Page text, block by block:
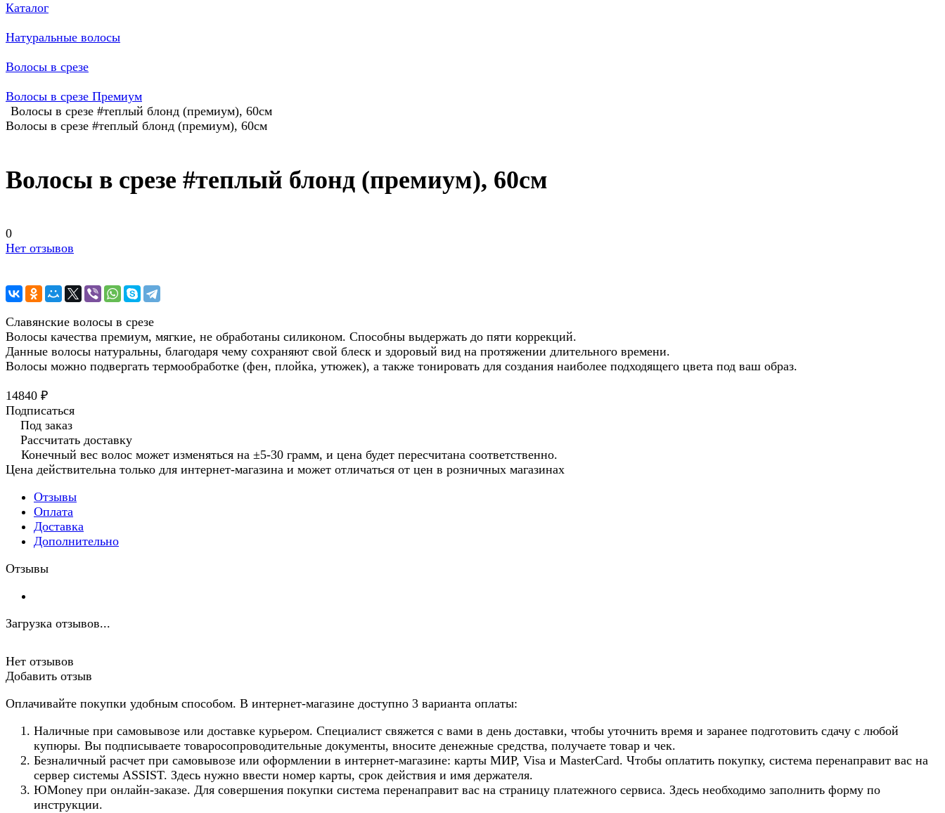
Каталог
Натуральные волосы
Волосы в срезе
Волосы в срезе Премиум
Волосы в срезе #теплый блонд (премиум), 60см
Волосы в срезе #теплый блонд (премиум), 60см
Волосы в срезе #теплый блонд (премиум), 60см
0
Нет отзывов
Славянские волосы в срезе
Волосы качества премиум, мягкие, не обработаны силиконом. Способны выдержать до пяти коррекций.
Данные волосы натуральны, благодаря чему сохраняют свой блеск и здоровый вид на протяжении длительного времени.
Волосы можно подвергать термообработке (фен, плойка, утюжек), а также тонировать для создания наиболее подходящего цвета под ваш образ.
14840 ₽
Подписаться
Под заказ
Рассчитать доставку
Конечный вес волос может изменяться на ±5-30 грамм, и цена будет пересчитана соответственно.
Цена действительна только для интернет-магазина и может отличаться от цен в розничных магазинах
Отзывы
Оплата
Доставка
Дополнительно
Отзывы
Загрузка отзывов...
Нет отзывов
Добавить отзыв
Оплачивайте покупки удобным способом. В интернет-магазине доступно 3 варианта оплаты:
Наличные при самовывозе или доставке курьером. Специалист свяжется с вами в день доставки, чтобы уточнить время и заранее подготовить сдачу с любой
купюры. Вы подписываете товаросопроводительные документы, вносите денежные средства, получаете товар и чек.
Безналичный расчет при самовывозе или оформлении в интернет-магазине: карты МИР, Visa и MasterCard. Чтобы оплатить покупку, система перенаправит вас на
сервер системы ASSIST. Здесь нужно ввести номер карты, срок действия и имя держателя.
ЮMoney при онлайн-заказе. Для совершения покупки система перенаправит вас на страницу платежного сервиса. Здесь необходимо заполнить форму по
инструкции.